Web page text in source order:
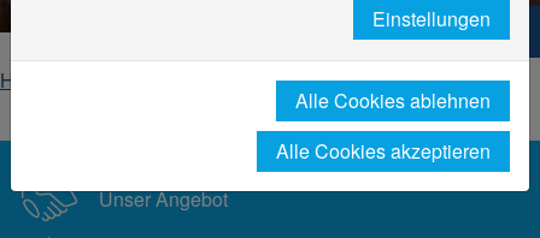
Hochschule Niederrhein. Dein Weg.
Home
Beratung für Studierende
Unser Angebot
Einstellungen
Alle Cookies ablehnen
Alle Cookies akzeptieren